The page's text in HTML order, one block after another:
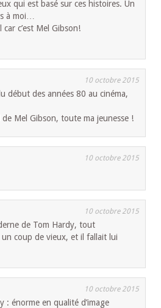
qui est basé sur ces histoires. Un
à moi…
c’est Mel Gibson!
10 octobre 2015
début des années 80 au cinéma,
Mel Gibson, toute ma jeunesse !
10 octobre 2015
10 octobre 2015
de Tom Hardy, tout
un coup de vieux, et il fallait lui
10 octobre 2015
: énorme en qualité d’image